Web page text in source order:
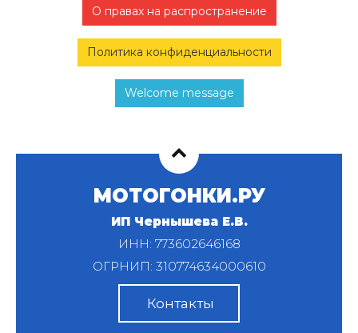
О правах на распространение
Политика конфиденциальности
Welcome message
МОТОГОНКИ.РУ
ИП Чернышева Е.В.
ИНН: 773602646168
ОГРНИП: 310774634000610
Контакты